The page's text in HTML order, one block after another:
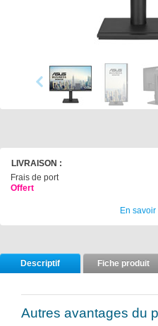
LIVRAISON :
Frais de port
Offert
En
Descriptif Fiche produit
Autres avantages du